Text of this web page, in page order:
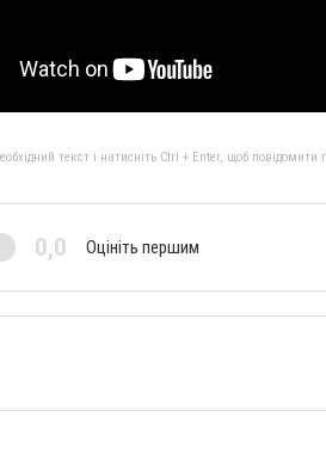
текст і натисніть Ctrl + Enter, щоб повідомити
0,0 Оцініть першим